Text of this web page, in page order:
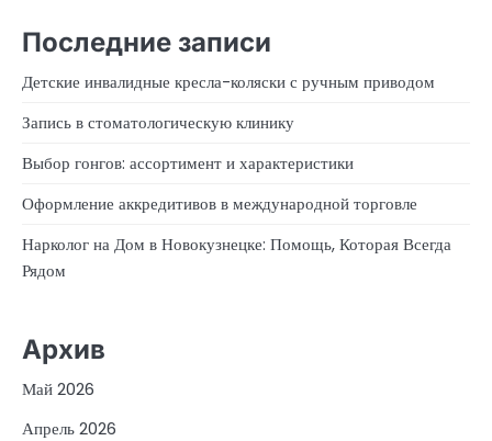
Последние записи
Детские инвалидные кресла-коляски с ручным приводом
Запись в стоматологическую клинику
Выбор гонгов: ассортимент и характеристики
Оформление аккредитивов в международной торговле
Нарколог на Дом в Новокузнецке: Помощь, Которая Всегда
Рядом
Архив
Май 2026
Апрель 2026